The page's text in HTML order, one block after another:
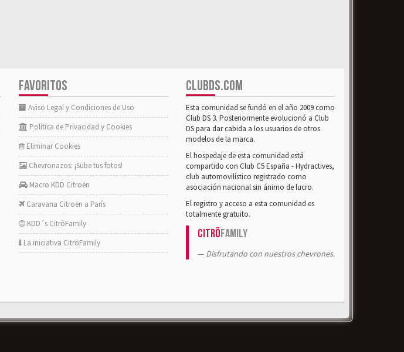
FAVORITOS
Aviso Legal y Condiciones de Uso
Política de Privacidad y Cookies
Eliminar Cookies
Chevronazos: ¡Sube tus fotos!
Macro KDD Citroën
Caravana Citroën a París
KDD´s CitröFamily
La iniciativa CitröFamily
CLUBDS.COM
Esta comunidad se fundó en el año 2009 como
Club DS 3. Posteriormente evolucionó a Club
DS para dar cabida a los usuarios de otros
modelos de la marca.
El hospedaje de esta comunidad está
compartido con Club C5 España - Hydractives,
club automovilístico registrado como
asociación nacional sin ánimo de lucro.
El registro y acceso a esta comunidad es
totalmente gratuito.
CitröFamily
Disfrutando con nuestros chevrones.